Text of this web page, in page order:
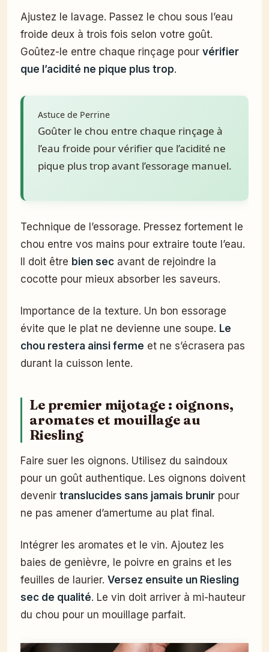
Ajustez le lavage. Passez le chou sous l’eau
froide deux à trois fois selon votre goût.
Goûtez-le entre chaque rinçage pour vérifier
que l’acidité ne pique plus trop.
Astuce de Perrine
Goûter le chou entre chaque rinçage à
l’eau froide pour vérifier que l’acidité ne
pique plus trop avant l’essorage manuel.
Technique de l’essorage. Pressez fortement le
chou entre vos mains pour extraire toute l’eau.
Il doit être bien sec avant de rejoindre la
cocotte pour mieux absorber les saveurs.
Importance de la texture. Un bon essorage
évite que le plat ne devienne une soupe. Le
chou restera ainsi ferme et ne s’écrasera pas
durant la cuisson lente.
Le premier mijotage : oignons,
aromates et mouillage au
Riesling
Faire suer les oignons. Utilisez du saindoux
pour un goût authentique. Les oignons doivent
devenir translucides sans jamais brunir pour
ne pas amener d’amertume au plat final.
Intégrer les aromates et le vin. Ajoutez les
baies de genièvre, le poivre en grains et les
feuilles de laurier. Versez ensuite un Riesling
sec de qualité. Le vin doit arriver à mi-hauteur
du chou pour un mouillage parfait.